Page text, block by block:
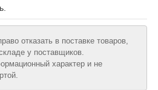
отказать в поставке товаров,
у поставщиков.
характер и не